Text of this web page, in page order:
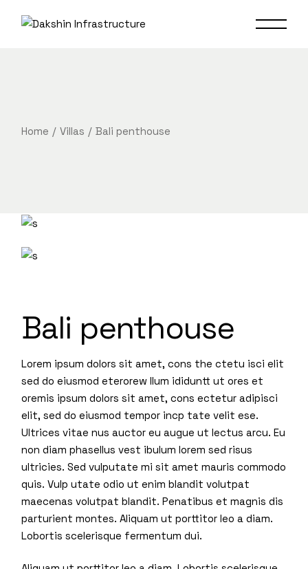
Home Villas Bali penthouse
Bali penthouse
Lorem ipsum dolors sit amet, cons the ctetu isci elit
sed do eiusmod eterorew llum ididuntt ut ores et
oremis ipsum dolors sit amet, cons ectetur adipisci
elit, sed do eiusmod tempor incp tate velit ese.
Ultrices vitae nus auctor eu augue ut lectus arcu. Eu
non diam phasellus vest ibulum lorem sed risus
ultricies. Sed vulputate mi sit amet mauris commodo
quis. Vulp utate odio ut enim blandit volutpat
maecenas volutpat blandit. Penatibus et magnis dis
parturient montes. Aliquam ut porttitor leo a diam.
Lobortis scelerisque fermentum dui.